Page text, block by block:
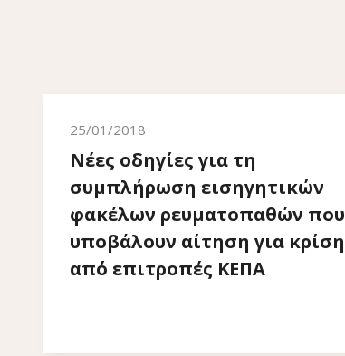
25/01/2018
Νέες οδηγίες για τη
συμπλήρωση εισηγητικών
φακέλων ρευματοπαθών που
υποβάλουν αίτηση για κρίση
από επιτροπές ΚΕΠΑ